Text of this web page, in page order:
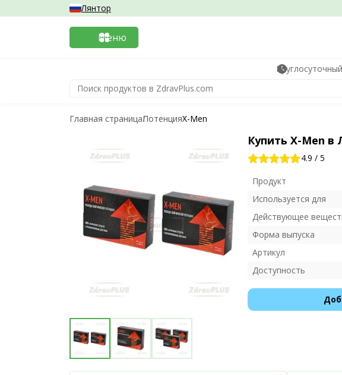
Лянтор
Меню
Главная страницаПотенцияX-Men
Купить X-Men в
4.9 / 5
Продукт
Используется для
Действующее
Форма выпуска
Артикул
Доступность